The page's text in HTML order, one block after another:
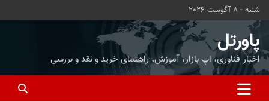
محتوا
بروید
شنبه - 8 آگوست 2026
پاورتل
اخبار فناوری، اپ بازار، آموزش، راهنمای خرید و نقد و بررسی